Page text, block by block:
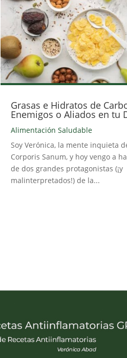
Grasas e Hidratos de
Enemigos o Aliados en tu
Alimentación Saludable
Soy Verónica, la mente inquieta
Corporis Sanum, y hoy vengo a
de dos grandes protagonistas (¡y
malinterpretados!) de la...